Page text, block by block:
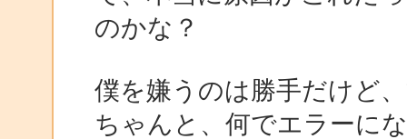
のかな？
僕を嫌うのは勝手だけど
ちゃんと、何でエラーに